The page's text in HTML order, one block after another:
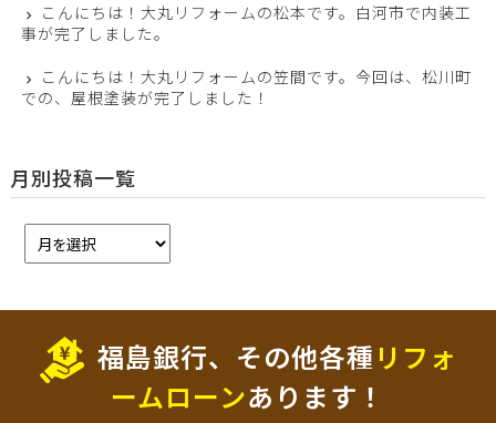
こんにちは！大丸リフォームの松本です。白河市で内装工
事が完了しました。
こんにちは！大丸リフォームの笠間です。今回は、松川町
での、屋根塗装が完了しました！
月別投稿一覧
福島銀行、その他各種 リフォ
ームローンあります！